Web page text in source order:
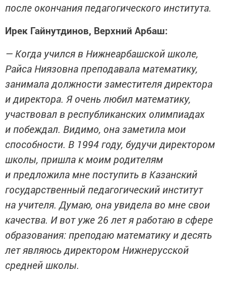
после окончания педагогического института.
Ирек Гайнутдинов, Верхний Арбаш:
— Когда учился в Нижнеарбашской школе,
Райса Ниязовна преподавала математику,
занимала должности заместителя директора
и директора. Я очень любил математику,
участвовал в республиканских олимпиадах
и побеждал. Видимо, она заметила мои
способности. В 1994 году, будучи директором
школы, пришла к моим родителям
и предложила мне поступить в Казанский
государственный педагогический институт
на учителя. Думаю, она увидела во мне свои
качества. И вот уже 26 лет я работаю в сфере
образования: преподаю математику и десять
лет являюсь директором Нижнерусской
средней школы.